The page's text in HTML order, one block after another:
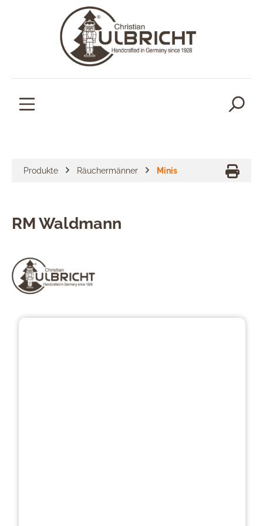
Produkte Räuchermänner Minis
RM Waldmann